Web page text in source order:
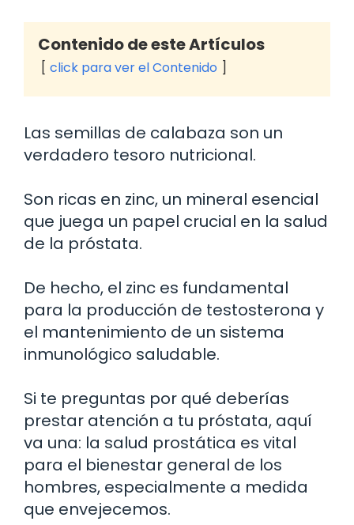
Contenido de este Artículos
click para ver el Contenido
Las semillas de calabaza son un
verdadero tesoro nutricional.
Son ricas en zinc, un mineral esencial
que juega un papel crucial en la salud
de la próstata.
De hecho, el zinc es fundamental
para la producción de testosterona y
el mantenimiento de un sistema
inmunológico saludable.
Si te preguntas por qué deberías
prestar atención a tu próstata, aquí
va una: la salud prostática es vital
para el bienestar general de los
hombres, especialmente a medida
que envejecemos.